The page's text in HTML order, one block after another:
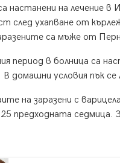
настанени на лечение в
след ухапване от
са мъже от
период в болница са
В домашни условия пък
на заразени с
предходната седмица.